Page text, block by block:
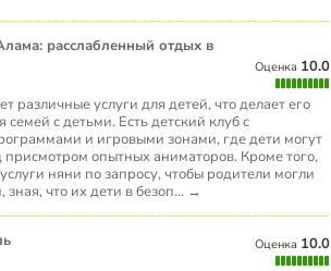
Оценка
10.0
различные услуги для детей, что делает его
с детьми. Есть детский клуб с
и игровыми зонами, где дети могут
опытных аниматоров. Кроме того,
няни по запросу, чтобы родители могли
что их дети в безоп... →
Оценка
10.0